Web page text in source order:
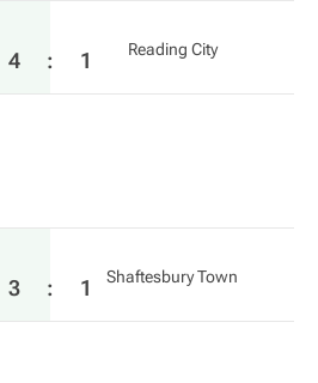
4 : 1 Reading City
3 : 1 Shaftesbury Town